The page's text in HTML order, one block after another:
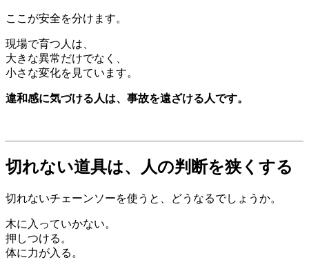
ここが安全を分けます。
現場で育つ人は、
大きな異常だけでなく、
小さな変化を見ています。
違和感に気づける人は、事故を遠ざける人です。
切れない道具は、人の判断を狭くする
切れないチェーンソーを使うと、どうなるでしょうか。
木に入っていかない。
押しつける。
体に力が入る。